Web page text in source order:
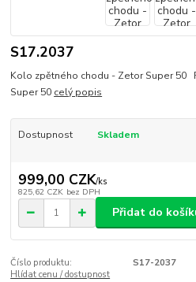
S17.2037
Kolo zpětného chodu - Zetor Super
Super 50 celý popis
Dostupnost Skladem
999,00 CZK/ks
825,62 CZK bez DPH
Přidat do
Číslo produktu:
S17-2037
Hlídat cenu / dostupnost